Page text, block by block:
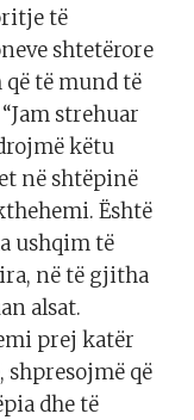
të
shtetërore
të mund të
strehuar
këtu
në shtëpinë
Është
ushqim të
në të gjitha
alsat.
prej katër
shpresojmë që
dhe të